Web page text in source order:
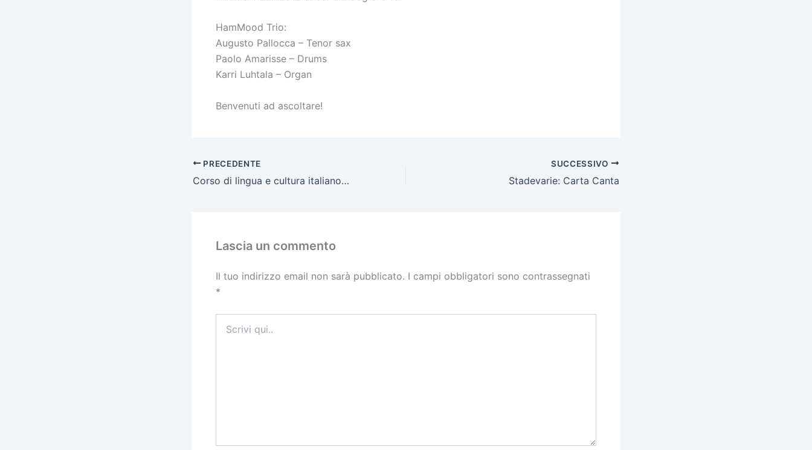
HamMood Trio:
Augusto Pallocca – Tenor sax
Paolo Amarisse – Drums
Karri Luhtala – Organ
Benvenuti ad ascoltare!
PRECEDENTE
Corso di lingua e cultura italiano/finlandese per adulti
SUCCESSIVO
Stadevarie: Carta Canta
Lascia un commento
Il tuo indirizzo email non sarà pubblicato. I campi obbligatori sono contrassegnati
*
qui..